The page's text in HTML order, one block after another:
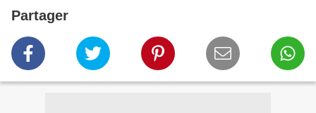
Partager